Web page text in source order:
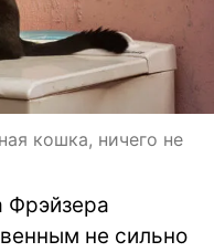
кошка, ничего не
Фрэйзера
не сильно